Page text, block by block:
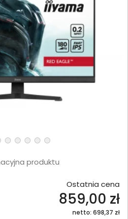
produktu
Ostatnia cena
859,00 zł
netto: 698,37 zł